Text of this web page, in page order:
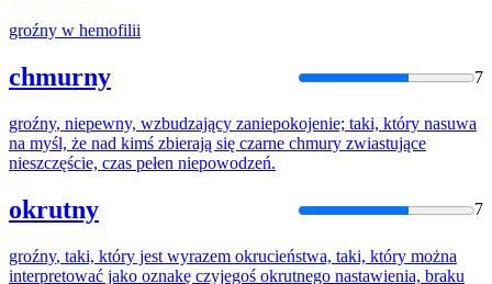
groźny w hemofilii
chmurny 7
groźny, niepewny, wzbudzający zaniepokojenie; taki, który nasuwa
na myśl, że nad kimś zbierają się czarne chmury zwiastujące
nieszczęście, czas pełen niepowodzeń.
okrutny 7
groźny, taki, który jest wyrazem okrucieństwa, taki, który można
interpretować jako oznakę czyjegoś okrutnego nastawienia, braku